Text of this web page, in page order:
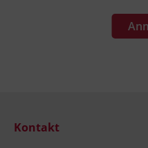
Kontakt